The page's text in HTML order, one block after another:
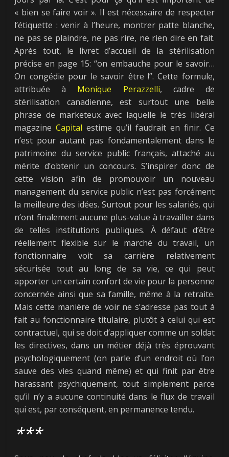
« bien se faire voir ». Il est nécessaire de respecter
l’étiquette : venir à l’heure, montrer patte blanche,
ne pas se plaindre, ne pas rire, ne rien dire en fait.
Après tout, le livret d’accueil de la stérilisation
précise en page 15: “on embauche pour le savoir…
On congédie pour le savoir être !”. Cette formule,
attribuée à Monique Perazzelli, cadre de
stérilisation canadienne, est surtout une belle
phrase de marketeux avec laquelle le très libéral
magazineCapital estime qu’il faudrait en finir. Ce
n’est pour autant pas fondamentalement dans le
patrimoine du service public français, attaché au
mérite d’obtenir un concours. S’inspirer donc de
cette vision afin de promouvoir un nouveau
management du service public n’est pas forcément
la meilleure des idées. Surtout pour les salariés, qui
n’ont finalement aucune plus-value à travailler dans
de telles institutions publiques. À défaut d’être
réellement flexible sur le marché du travail, un
fonctionnaire voit sa carrière relativement
sécurisée tout au long de sa vie, ce qui peut
apporter un certain confort de vie pour la personne
concernée ainsi que sa famille, même à la retraite.
Mais cette manière de voir ne s’adresse pas tout à
fait au fonctionnaire titulaire, plutôt à celui qui est
contractuel, qui se doit d’appliquer comme un soldat
les directives, dans un métier déjà très éprouvant
psychologiquement (on parle d’un endroit où l’on
sauve des vies quand même) et qui finit par être
harassant psychiquement, tout simplement parce
qu’il n’y a aucune continuité dans le flux de travail
qui est, par conséquent, en permanence tendu.
***